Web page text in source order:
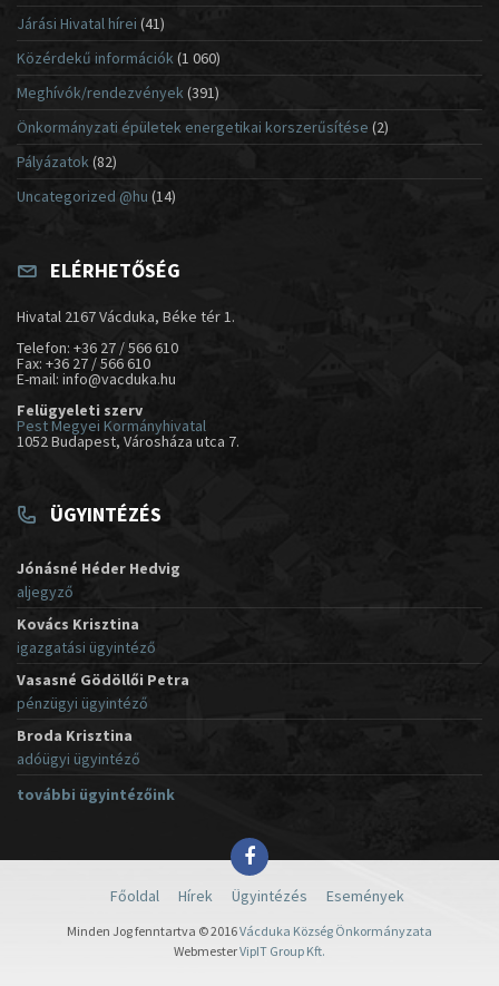
Járási Hivatal hírei (41)
Közérdekű információk(1 060)
Meghívók/rendezvények (391)
Önkormányzati épületek energetikai korszerűsítése (2)
Pályázatok (82)
Uncategorized @hu (14)
ELÉRHETŐSÉG
Hivatal 2167 Vácduka, Béke tér 1.
Telefon: +36 27 / 566 610
Fax: +36 27 / 566 610
E-mail: info@vacduka.hu
Felügyeleti szerv
Pest Megyei Kormányhivatal
1052 Budapest, Városháza utca 7.
ÜGYINTÉZÉS
Jónásné Héder Hedvig
aljegyző
Kovács Krisztina
igazgatási ügyintéző
Vasasné Gödöllői Petra
pénzügyi ügyintéző
Broda Krisztina
adóügyi ügyintéző
további ügyintézőink
Főoldal Hírek Ügyintézés Események
Minden Jog fenntartva © 2016Vácduka Község Önkormányzata
WebmesterVipIT Group Kft.